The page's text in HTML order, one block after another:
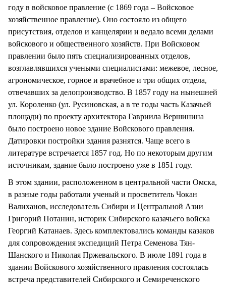
году в войсковое правление (с 1869 года – Войсковое
хозяйственное правление). Оно состояло из общего
присутствия, отделов и канцелярии и ведало всеми делами
войскового и общественного хозяйств. При Войсковом
правлении было пять специализированных отделов,
возглавлявшихся учеными специалистами: межевое, лесное,
агрономическое, горное и врачебное и три общих отдела,
отвечавших за делопроизводство. В 1857 году на нынешней
ул. Короленко (ул. Русиновская, а в те годы часть Казачьей
площади) по проекту архитектора Гавриила Вершинина
было построено новое здание Войскового правления.
Датировки постройки здания разнятся. Чаще всего в
литературе встречается 1857 год. Но по некоторым другим
источникам, здание было построено уже в 1851 году.
В этом здании, расположенном в центральной части Омска,
в разные годы работали ученый и просветитель Чокан
Валиханов, исследователь Сибири и Центральной Азии
Григорий Потанин, историк Сибирского казачьего войска
Георгий Катанаев. Здесь комплектовались команды казаков
для сопровождения экспедиций Петра Семенова Тян-
Шанского и Николая Пржевальского. В июле 1891 года в
здании Войскового хозяйственного правления состоялась
встреча представителей Сибирского и Семиреченского